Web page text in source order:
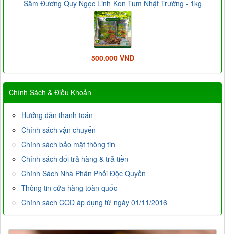
Sâm Đương Quy Ngọc Linh Kon Tum Nhật Trường - 1kg
500.000 VND
Chính Sách & Điều Khoản
Hướng dẫn thanh toán
Chính sách vận chuyển
Chính sách bảo mật thông tin
Chính sách đổi trả hàng & trả tiền
Chính Sách Nhà Phân Phối Độc Quyền
Thông tin cửa hàng toàn quốc
Chính sách COD áp dụng từ ngày 01/11/2016